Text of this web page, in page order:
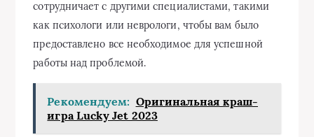
сотрудничает с другими специалистами, такими
как психологи или неврологи, чтобы вам было
предоставлено все необходимое для успешной
работы над проблемой.
Рекомендуем: Оригинальная краш-
игра Lucky Jet 2023